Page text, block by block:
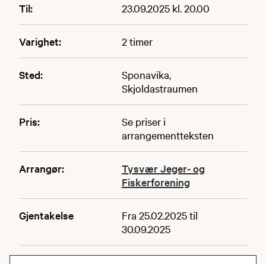
Til: 23.09.2025 kl. 20.00
Varighet: 2 timer
Sted:
Sponavika,
Skjoldastraumen
Pris:
Se priser i
arrangementteksten
Arrangør:
Tysvær Jeger- og
Fiskerforening
Gjentakelse
Fra 25.02.2025 til
30.09.2025